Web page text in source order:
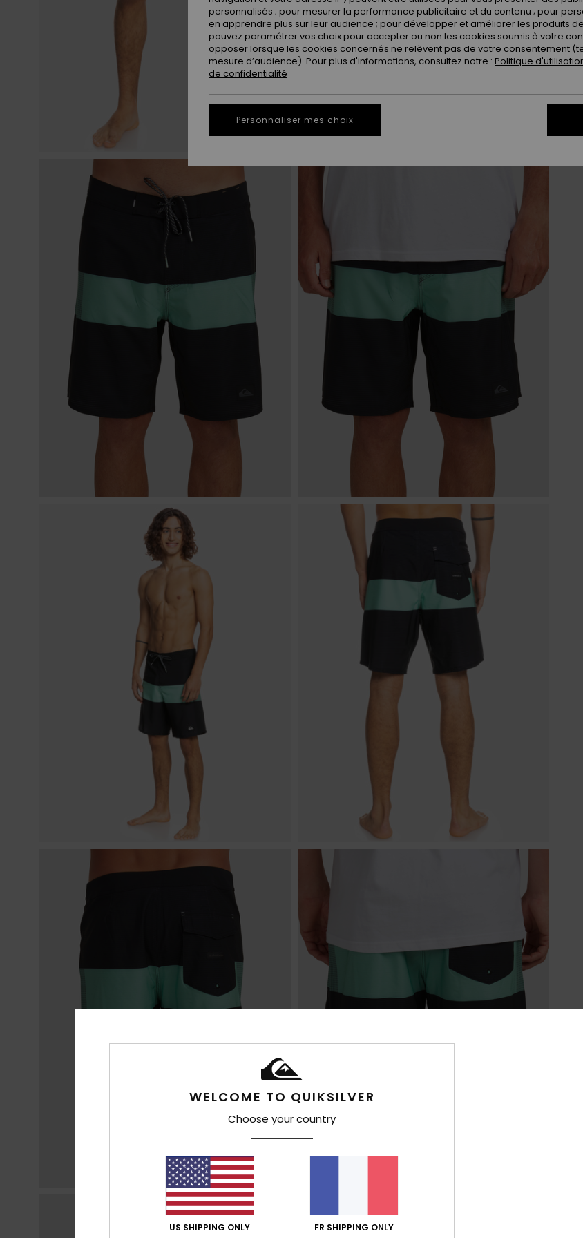
WELCOME TO QUIKSILVER
Choose your country
US SHIPPING ONLY FR SHIPPING ONLY
personnalisés ; pour mesurer la performance publicitaire et du contenu ; pour
en apprendre plus sur leur audience ; pour développer et améliorer les produits
pouvez paramétrer vos choix pour accepter ou non les cookies soumis à votre
opposer lorsque les cookies concernés ne relèvent pas de votre consentement
mesure d’audience). Pour plus d'informations, consultez notre : Politique
de confidentialité
Personnaliser mes choix